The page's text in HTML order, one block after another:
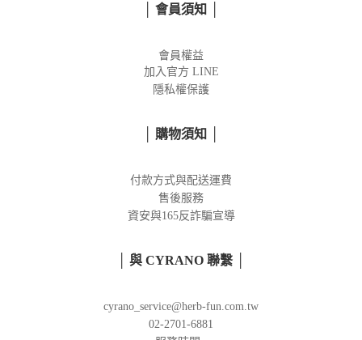
│ 會員須知 │
會員權益
加入官方 LINE
隱私權保護
│ 購物須知 │
付款方式與配送運費
售後服務
資安與165反詐騙宣導
│ 與 CYRANO 聯繫 │
cyrano_service@herb-fun.com.tw
02-2701-6881